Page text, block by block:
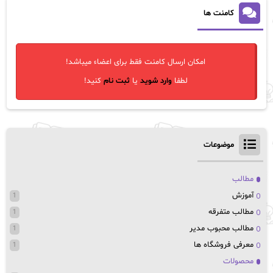
کامنت ها
امکان ارسال کامنت فقط برای اعضاء میباشد!
لطفاوارد شوید یاثبت نام کنید!
موضوعات
مطالب
آموزش
1
مطالب متفرقه 1
مطالب محبوب مدیر 1
معرفی فروشگاه ها 1
محصولات